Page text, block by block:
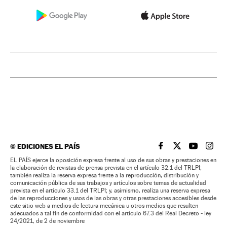
©EDICIONES EL PAÍS EL PAÍS BRASIL EN
EL PAÍSEL PAÍS
EL
EL PAÍS ejerce la oposición expresa frente al uso de sus obras y prestaciones en
la elaboración de revistas de prensa prevista en el artículo 32.1 del TRLPI;
también realiza la reserva expresa frente a la reproducción, distribución y
comunicación pública de sus trabajos y artículos sobre temas de actualidad
prevista en el artículo 33.1 del TRLPI; y, asimismo, realiza una reserva expresa
de las reproducciones y usos de las obras y otras prestaciones accesibles desde
este sitio web a medios de lectura mecánica u otros medios que resulten
adecuados a tal fin de conformidad con el artículo 67.3 del Real Decreto - ley
24/2021, de 2 de noviembre